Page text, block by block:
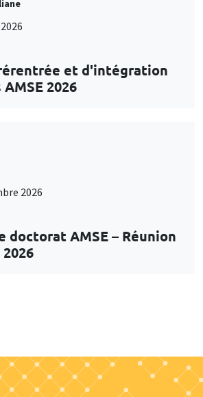
et d'intégration
2026
2026
doctorat AMSE – Réunion